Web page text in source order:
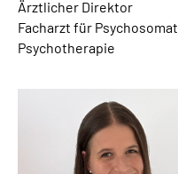
Ärztlicher Direktor
Facharzt für
Psychotherapie